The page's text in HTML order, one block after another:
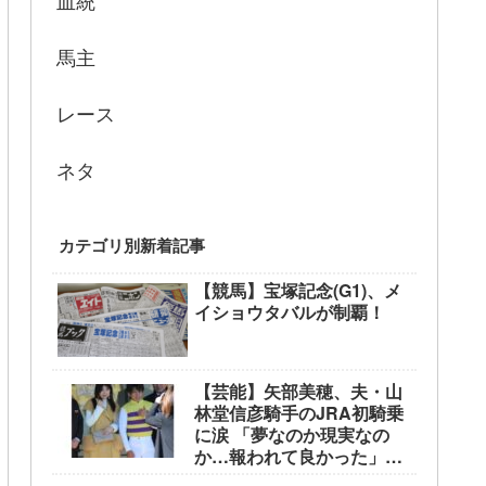
馬主
レース
ネタ
カテゴリ別新着記事
【競馬】宝塚記念(G1)、メ
イショウタバルが制覇！
【芸能】矢部美穂、夫・山
林堂信彦騎手のJRA初騎乗
に涙 「夢なのか現実なの
か…報われて良かった」